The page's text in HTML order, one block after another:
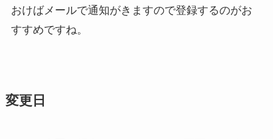
おけばメールで通知がきますので登録するのがお
すすめですね。
変更日